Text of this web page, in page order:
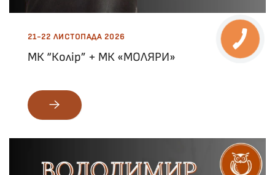
21-22 ЛИСТОПАДА 2026
МК “Колір” + МК «МОЛЯРИ»